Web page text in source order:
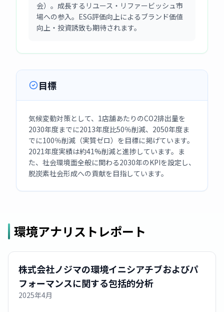
会）。成長するリユース・リファービッシュ市
場への参入。ESG評価向上によるブランド価値
向上・投資誘致も期待されます。
目標
気候変動対策として、1店舗あたりのCO2排出量を
2030年度までに2013年度比50％削減、2050年度ま
でに100％削減（実質ゼロ）を目標に掲げています。
2021年度実績は約41%削減と進捗しています。ま
た、社会環境面全般に関わる2030年のKPIを設定し、
脱炭素社会形成への貢献を目指しています。
環境アナリストレポート
株式会社ノジマの環境イニシアチブおよびパ
フォーマンスに関する包括的分析
2025年4月